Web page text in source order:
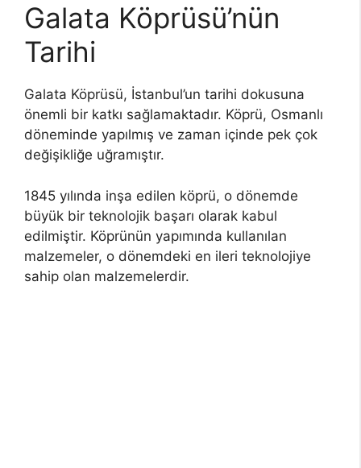
Galata Köprüsü’nün
Tarihi
Galata Köprüsü, İstanbul’un tarihi dokusuna
önemli bir katkı sağlamaktadır. Köprü, Osmanlı
döneminde yapılmış ve zaman içinde pek çok
değişikliğe uğramıştır.
1845 yılında inşa edilen köprü, o dönemde
büyük bir teknolojik başarı olarak kabul
edilmiştir. Köprünün yapımında kullanılan
malzemeler, o dönemdeki en ileri teknolojiye
sahip olan malzemelerdir.